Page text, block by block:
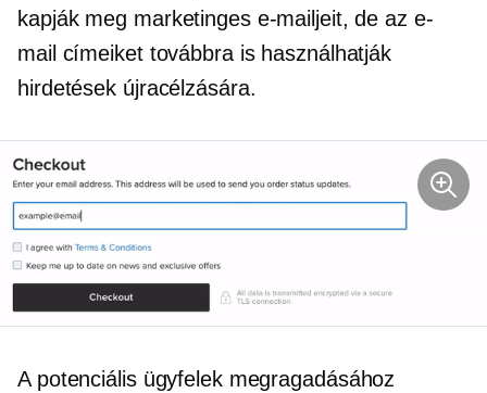
kapják meg marketinges e-mailjeit, de az e-
mail címeiket továbbra is használhatják
hirdetések újracélzására.
A potenciális ügyfelek megragadásához